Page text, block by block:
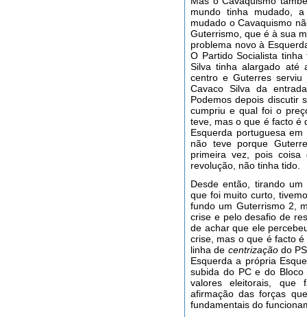
mundo tinha mudado,
mudado o Cavaquismo
Guterrismo, que é à sua
problema novo à
O Partido Socialista
Silva tinha alargado até
centro e Guterres
Cavaco Silva da
Podemos depois discutir
cumpriu e qual foi o
teve, mas o que é facto é
Esquerda portuguesa
não teve porque
primeira vez, pois
revolução, não tinha tido.
Desde então, tirando
que foi muito curto,
fundo um Guterrismo 2,
crise e pelo desafio de
de achar que ele
crise, mas o que é facto
linha de centrização do
Esquerda a própria
subida do PC e do
valores eleitorais, que
afirmação das forças
fundamentais do